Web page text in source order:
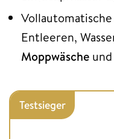
Entleeren,
Moppwäsche
Testsieger